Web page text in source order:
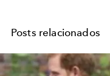
Posts relacionados